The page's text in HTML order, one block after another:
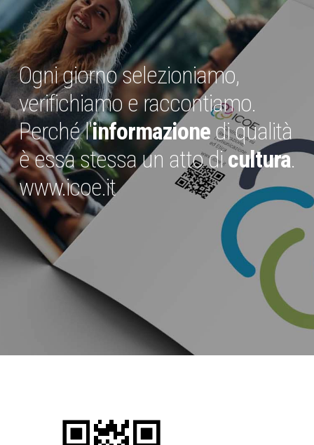
Ogni giorno selezioniamo,
verifichiamo e raccontiamo.
Perché l'informazionedi qualità
è essa stessa un atto dicultura.
www.icoe.it